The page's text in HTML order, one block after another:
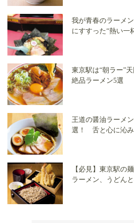
我が青春のラーメ
にすすった“熱い一
東京駅は“朝ラー”
絶品ラーメン5選
王道の醤油ラーメ
選！ 舌と心に沁み
【必見】東京駅の
ラーメン、うどん